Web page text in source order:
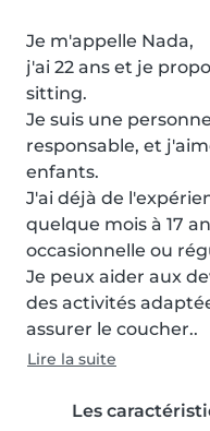
Je m'appelle Nada,
j'ai 22 ans et je
sitting.
Je suis une
responsable, et
enfants.
J'ai déjà de
quelque mois à 17
occasionnelle ou
Je peux aider aux
des activités
assurer le coucher..
Lire la suite
Les